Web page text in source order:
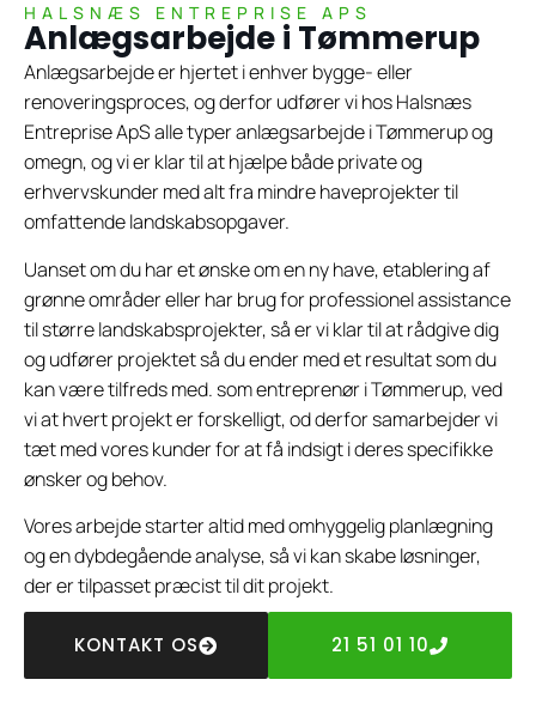
HALSNÆS ENTREPRISE APS
Anlægsarbejde i Tømmerup
Anlægsarbejde er hjertet i enhver bygge- eller
renoveringsproces, og derfor udfører vi hos Halsnæs
Entreprise ApS alle typer anlægsarbejde i Tømmerup og
omegn, og vi er klar til at hjælpe både private og
erhvervskunder med alt fra mindre haveprojekter til
omfattende landskabsopgaver.
Uanset om du har et ønske om en ny have, etablering af
grønne områder eller har brug for professionel assistance
til større landskabsprojekter, så er vi klar til at rådgive dig
og udfører projektet så du ender med et resultat som du
kan være tilfreds med. som entreprenør i Tømmerup, ved
vi at hvert projekt er forskelligt, od derfor samarbejder vi
tæt med vores kunder for at få indsigt i deres specifikke
ønsker og behov.
Vores arbejde starter altid med omhyggelig planlægning
og en dybdegående analyse, så vi kan skabe løsninger,
der er tilpasset præcist til dit projekt.
KONTAKT OS 21 51 01 10